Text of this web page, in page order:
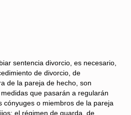
sentencia divorcio, es necesario,
de divorcio, de
de la pareja de hecho, son
que pasarán a regularán
cónyuges o miembros de la pareja
el régimen de guarda, de